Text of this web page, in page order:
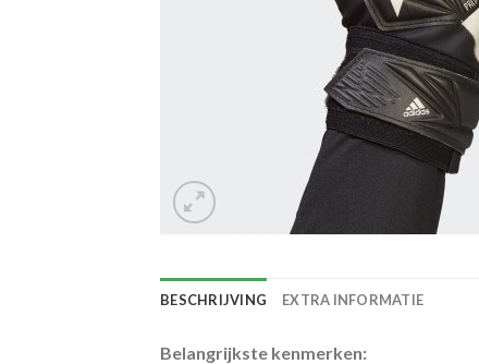
BESCHRIJVING EXTRA INFORMATIE
Belangrijkste kenmerken: